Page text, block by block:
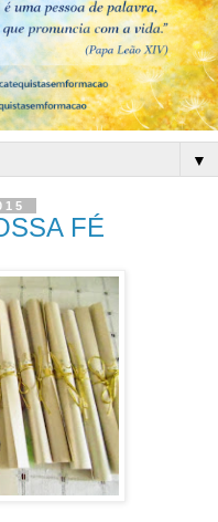
▼
FÉ